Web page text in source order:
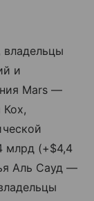
и
Mars —
млрд (+$4,4
Аль Сауд —